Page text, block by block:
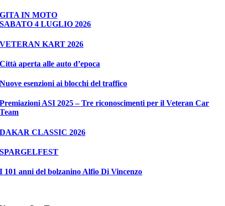
GITA IN MOTO
SABATO 4 LUGLIO 2026
VETERAN KART 2026
Città aperta alle auto d’epoca
Nuove esenzioni ai blocchi del traffico
Premiazioni ASI 2025 – Tre riconoscimenti per il Veteran Car
Team
DAKAR CLASSIC 2026
SPARGELFEST
I 101 anni del bolzanino Alfio Di Vincenzo